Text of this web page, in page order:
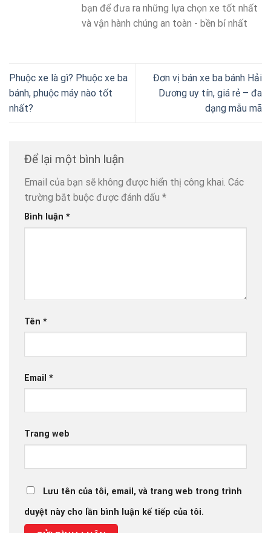
bạn để đưa ra những lựa chọn xe tốt nhất
và vận hành chúng an toàn - bền bỉ nhất
Phuộc xe là gì? Phuộc xe ba
bánh, phuộc máy nào tốt
nhất?
Đơn vị bán xe ba bánh Hải
Dương uy tín, giá rẻ – đa
dạng mẫu mã
Để lại một bình luận
Email của bạn sẽ không được hiển thị công khai. Các
trường bắt buộc được đánh dấu *
Bình luận *
Tên *
Email *
Trang web
Lưu tên của tôi, email, và trang web trong trình
duyệt này cho lần bình luận kế tiếp của tôi.